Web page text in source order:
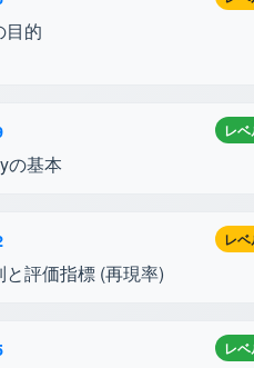
目的
レベ
の基本
レ
と評価指標 (再現率)
レベ